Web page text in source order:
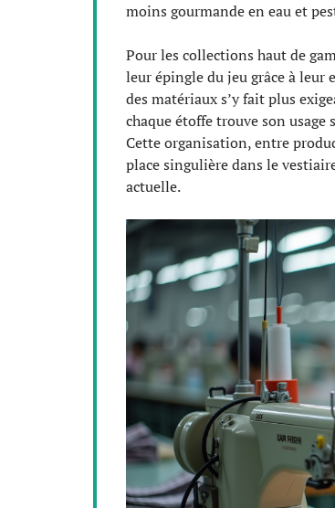
moins gourmande en eau et
Pour les collections haut de
leur épingle du jeu grâce à leur
des matériaux s’y fait plus
chaque étoffe trouve son
Cette organisation, entre
place singulière dans le
actuelle.